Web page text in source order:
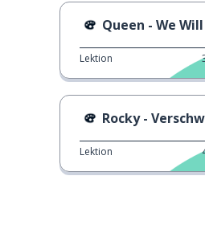
Queen - We
Lektion
Rocky -
Lektion